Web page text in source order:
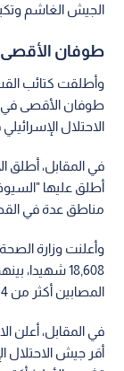
الجيش الغاشم
طوفان الأقصى
وأطلقت كتائب
الاحتلال
في المقابل، أطلق
أطلق عليها
مناطق عدة في
وأعلنت وزارة
المصابين أكثر من 50,594 إصابة.